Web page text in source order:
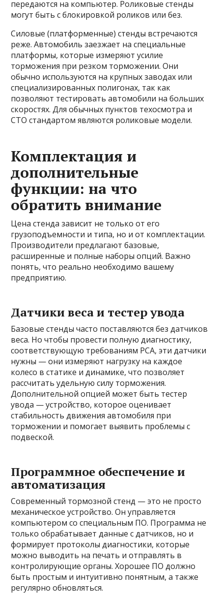
передаются на компьютер. Роликовые стенды
могут быть с блокировкой роликов или без.
Силовые (платформенные) стенды встречаются
реже. Автомобиль заезжает на специальные
платформы, которые измеряют усилие
торможения при резком торможении. Они
обычно используются на крупных заводах или
специализированных полигонах, так как
позволяют тестировать автомобили на больших
скоростях. Для обычных пунктов техосмотра и
СТО стандартом являются роликовые модели.
Комплектация и
дополнительные
функции: на что
обратить внимание
Цена стенда зависит не только от его
грузоподъемности и типа, но и от комплектации.
Производители предлагают базовые,
расширенные и полные наборы опций. Важно
понять, что реально необходимо вашему
предприятию.
Датчики веса и тестер увода
Базовые стенды часто поставляются без датчиков
веса. Но чтобы провести полную диагностику,
соответствующую требованиям РСА, эти датчики
нужны — они измеряют нагрузку на каждое
колесо в статике и динамике, что позволяет
рассчитать удельную силу торможения.
Дополнительной опцией может быть тестер
увода — устройство, которое оценивает
стабильность движения автомобиля при
торможении и помогает выявить проблемы с
подвеской.
Программное обеспечение и
автоматизация
Современный тормозной стенд — это не просто
механическое устройство. Он управляется
компьютером со специальным ПО. Программа не
только обрабатывает данные с датчиков, но и
формирует протоколы диагностики, которые
можно выводить на печать и отправлять в
контролирующие органы. Хорошее ПО должно
быть простым и интуитивно понятным, а также
регулярно обновляться.